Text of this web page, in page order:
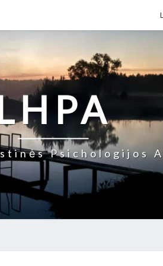
Psichologijos